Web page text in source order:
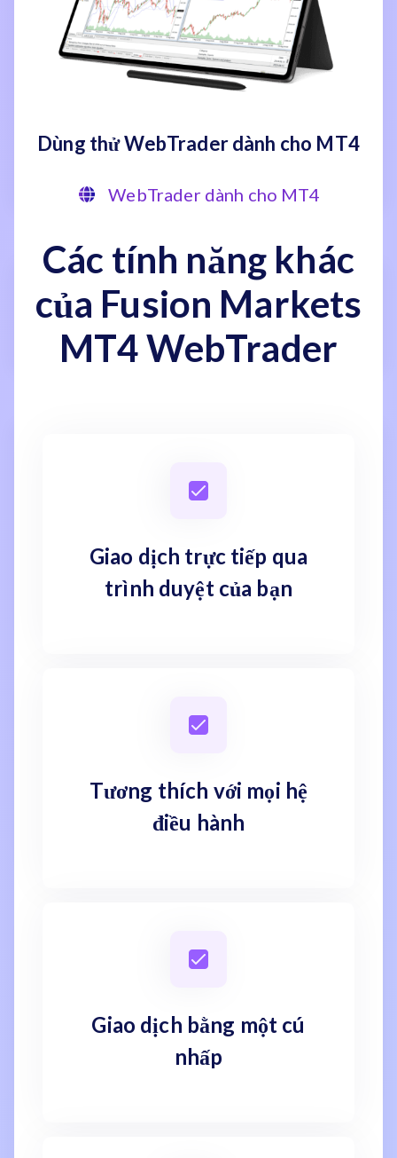
Dùng thử WebTrader dành cho MT4
WebTrader dành cho MT4
Các tính năng khác
của Fusion Markets
MT4 WebTrader
Giao dịch trực tiếp qua
trình duyệt của bạn
Tương thích với mọi hệ
điều hành
Giao dịch bằng một cú
nhấp